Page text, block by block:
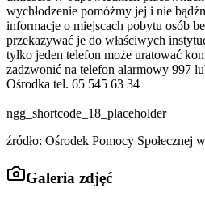
wychłodzenie pomóżmy jej i nie
informacje o miejscach pobytu osób
przekazywać je do właściwych
tylko jeden telefon może uratować
zadzwonić na telefon alarmowy 997
Ośrodka tel. 65 545 63 34
ngg_shortcode_18_placeholder
źródło: Ośrodek Pomocy Społecznej
Galeria zdjęć